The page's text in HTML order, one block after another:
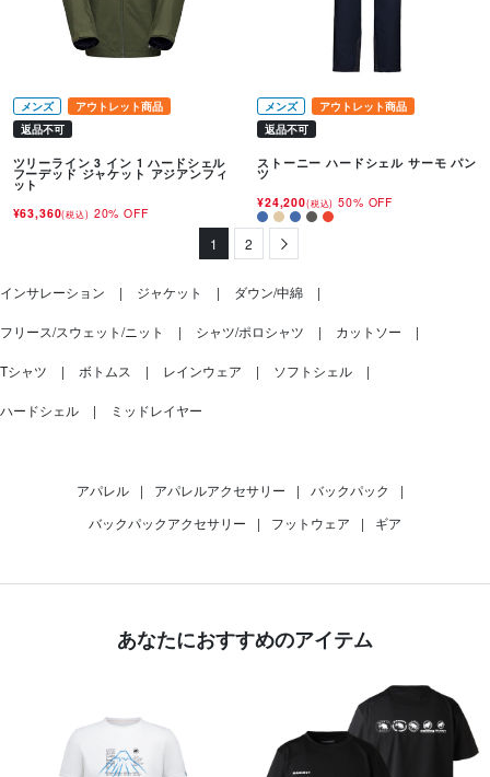
メンズ
アウトレット商品
返品不可
ツリーライン 3 イン 1 ハードシェル
フーデッド ジャケット アジアンフィ
ット
¥63,360(税込) 20% OFF
メンズ
アウトレット商品
返品不可
ストーニー ハードシェル サーモ パン
ツ
¥24,200(税込) 50% OFF
1 2
インサレーション ジャケット ダウン/中綿
フリース/スウェット/ニット シャツ/ポロシャツ カットソー
Tシャツ ボトムス レインウェア ソフトシェル
ハードシェル ミッドレイヤー
アパレル | アパレルアクセサリー | バックパック
|
バックパックアクセサリー
| フットウェア | ギア
あなたにおすすめのアイテム